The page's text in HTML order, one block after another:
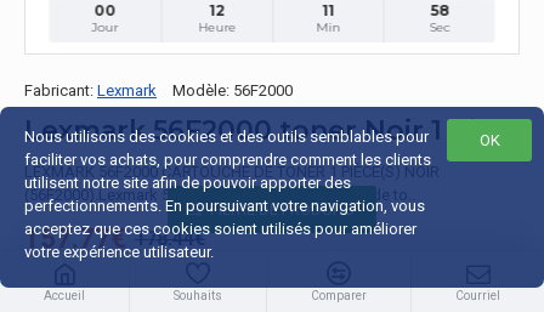
00
Jour
12
Heure
11
Min
57
Sec
Fabricant: Lexmark Modèle: 56F2000
Lexmark 56F2000 toner Noir 1 pièce(s)
LEXMARK 56F2000 CARTOUCHE DE TONER 1 PIÈCE(S) NOIR
(56F2000).Lexmark 56F2000Rendement par page de to..
157.77€ 178.44€
Accueil Souhaits Comparer Courriel
OK
Nous utilisons des cookies et des outils semblables pour
faciliter vos achats, pour comprendre comment les clients
utilisent notre site afin de pouvoir apporter des
perfectionnements. En poursuivant votre navigation, vous
acceptez que ces cookies soient utilisés pour améliorer
votre expérience utilisateur.
FILTRE DE PRODUITS